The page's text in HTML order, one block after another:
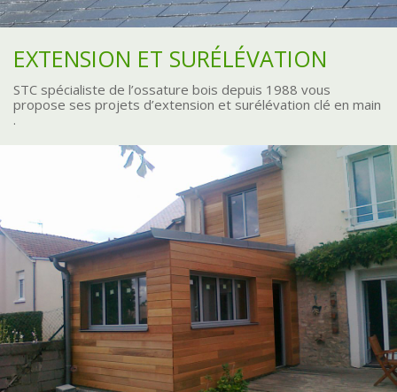
EXTENSION ET SURÉLÉVATION
STC spécialiste de l’ossature bois depuis 1988 vous
propose ses projets d’extension et surélévation clé en main
.